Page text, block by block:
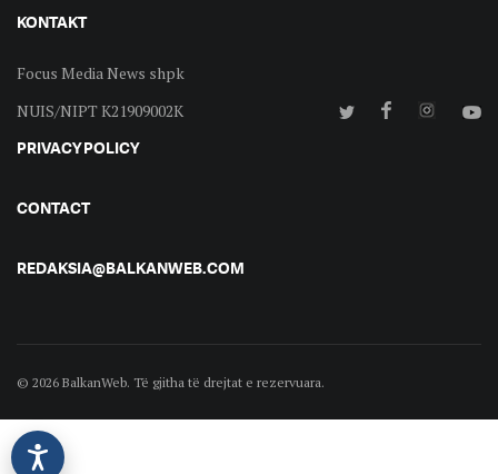
KONTAKT
Focus Media News shpk
NUIS/NIPT K21909002K
PRIVACY POLICY
CONTACT
REDAKSIA@BALKANWEB.COM
© 2026 BalkanWeb. Të gjitha të drejtat e rezervuara.